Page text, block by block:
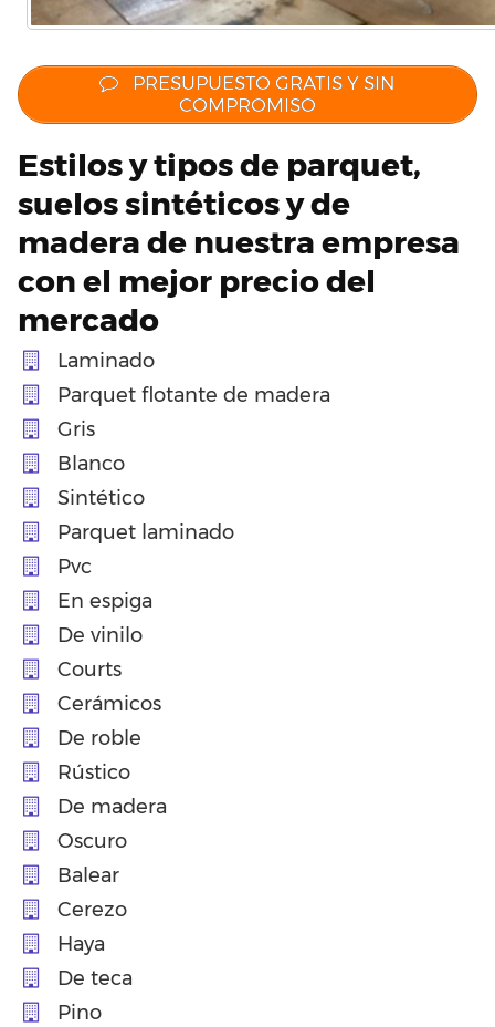
PRESUPUESTO GRATIS Y SIN
COMPROMISO
Estilos y tipos de parquet,
suelos sintéticos y de
madera de nuestra empresa
con el mejor precio del
mercado
Laminado
Parquet flotante de madera
Gris
Blanco
Sintético
Parquet laminado
Pvc
En espiga
De vinilo
Courts
Cerámicos
De roble
Rústico
De madera
Oscuro
Balear
Cerezo
Haya
De teca
Pino